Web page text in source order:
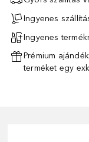
Ingyenes
Ingyenes
Prémium
terméket egy